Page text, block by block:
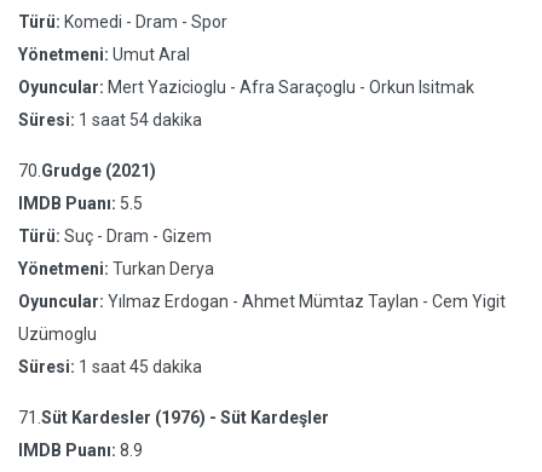
Türü: Komedi - Dram - Spor
Yönetmeni: Umut Aral
Oyuncular: Mert Yazicioglu - Afra Saraçoglu - Orkun Isitmak
Süresi: 1 saat 54 dakika
70. Grudge (2021)
IMDB Puanı: 5.5
Türü: Suç - Dram - Gizem
Yönetmeni: Turkan Derya
Oyuncular: Yılmaz Erdogan - Ahmet Mümtaz Taylan - Cem Yigit
Uzümoglu
Süresi: 1 saat 45 dakika
71. Süt Kardesler (1976) - Süt Kardeşler
IMDB Puanı: 8.9